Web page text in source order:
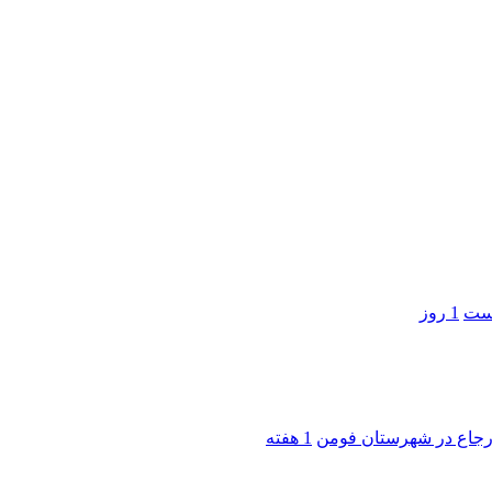
1 روز
ارجاع در شهرستان فومن 1 هفته